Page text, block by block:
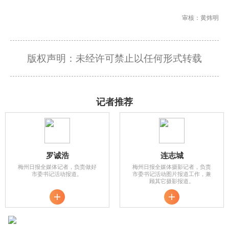
审核：黄炜明
版权声明：未经许可禁止以任何形式转载
记者推荐
罗诚浩
梅州日报全媒体记者，负责做好
市委书记活动报道。
连志城
梅州日报全媒体摄影记者，负责
市委书记活动图片报道工作，兼
顾其它摄影报道。